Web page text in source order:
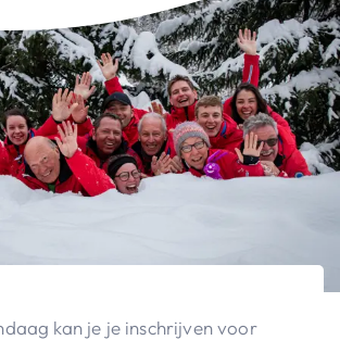
kan je je inschrijven voor